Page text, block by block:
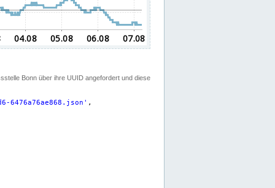
Bonn über ihre UUID angefordert und diese
' ,